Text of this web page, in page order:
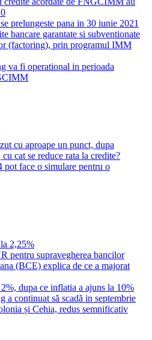
prelungeste pana in 30 iunie 2021
bancare garantate si subventionate
(factoring), prin programul IMM
va fi operational in perioada
cu aproape un punct, dupa
cat se reduce rata la credite?
pot face o simulare pentru o
2,25%
pentru supravegherea bancilor
(BCE) explica de ce a majorat
dupa ce inflatia a ajuns la 10%
a continuat să scadă in septembrie
și Cehia, redus semnificativ